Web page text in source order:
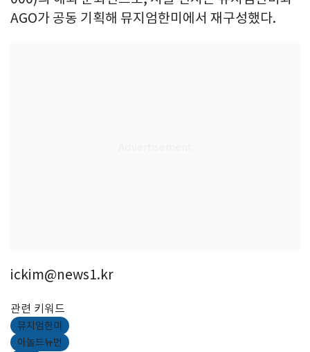
AGO가 공동 기획해 뮤지엄한미에서 재구성했다.
ickim@news1.kr
관련 키워드
뮤지엄한미
아놀드뉴먼